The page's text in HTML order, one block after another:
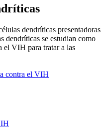
dendríticas presentadoras
dendríticas se estudian como
el VIH para tratar a las
contra el VIH